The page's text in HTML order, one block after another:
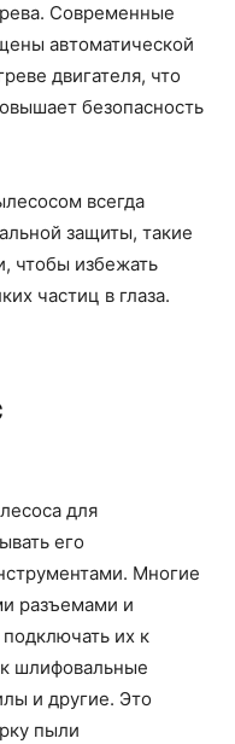
Современные
автоматической
двигателя, что
безопасность
всегда
защиты, такие
чтобы избежать
частиц в глаза.
для
его
Многие
разъемами и
их к
шлифовальные
и другие. Это
пыли